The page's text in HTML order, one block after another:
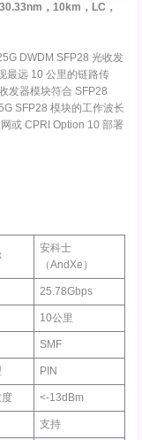
，10km，LC，
DWDM SFP28 光收发
最远 10 公里的链路传
发器模块符合 SFP28
SFP28 模块的工作波长
或 CPRI Option 10 部署
安科士
（AndXe）
25.78Gbps
10公里
SMF
PIN
<-13dBm
支持